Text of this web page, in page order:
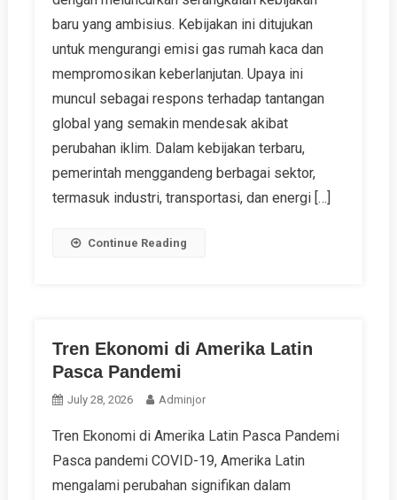
baru yang ambisius. Kebijakan ini ditujukan
untuk mengurangi emisi gas rumah kaca dan
mempromosikan keberlanjutan. Upaya ini
muncul sebagai respons terhadap tantangan
global yang semakin mendesak akibat
perubahan iklim. Dalam kebijakan terbaru,
pemerintah menggandeng berbagai sektor,
termasuk industri, transportasi, dan energi […]
Continue Reading
Tren Ekonomi di Amerika Latin
Pasca Pandemi
July 28, 2026 Adminjor
Tren Ekonomi di Amerika Latin Pasca Pandemi
Pasca pandemi COVID-19, Amerika Latin
mengalami perubahan signifikan dalam